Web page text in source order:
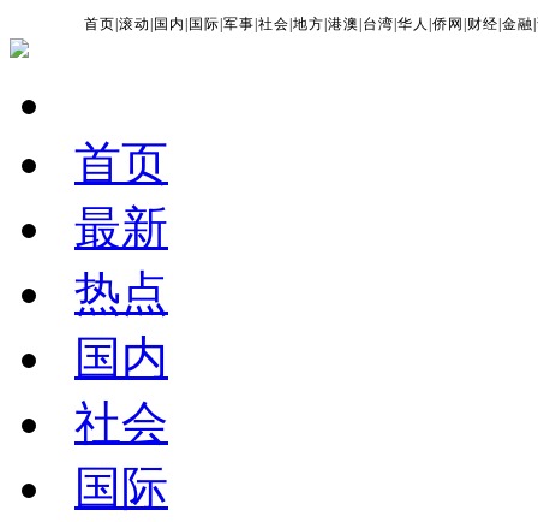
首页 |滚动 国内 国际 |军事 |社会 |地方 |港澳 台湾 |华人 |侨网 财经 |金融 |
首页
最新
热点
国内
社会
国际